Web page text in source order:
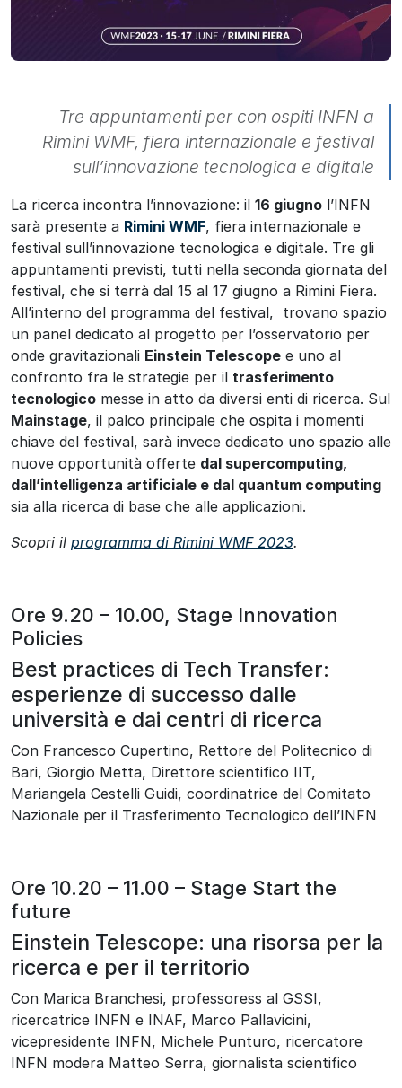
Tre appuntamenti per con ospiti INFN a
Rimini WMF, fiera internazionale e festival
sull’innovazione tecnologica e digitale
La ricerca incontra l’innovazione: il 16 giugno l’INFN
sarà presente a Rimini WMF, fiera internazionale e
festival sull’innovazione tecnologica e digitale. Tre gli
appuntamenti previsti, tutti nella seconda giornata del
festival, che si terrà dal 15 al 17 giugno a Rimini Fiera.
All’interno del programma del festival, trovano spazio
un panel dedicato al progetto per l’osservatorio per
onde gravitazionali Einstein Telescope e uno al
confronto fra le strategie per il trasferimento
tecnologico messe in atto da diversi enti di ricerca. Sul
Mainstage, il palco principale che ospita i momenti
chiave del festival, sarà invece dedicato uno spazio alle
nuove opportunità offerte dal supercomputing,
dall’intelligenza artificiale e dal quantum computing
sia alla ricerca di base che alle applicazioni.
Scopri il programma di Rimini WMF 2023.
Ore 9.20 – 10.00, Stage Innovation
Policies
Best practices di Tech Transfer:
esperienze di successo dalle
università e dai centri di ricerca
Con Francesco Cupertino, Rettore del Politecnico di
Bari, Giorgio Metta, Direttore scientifico IIT,
Mariangela Cestelli Guidi, coordinatrice del Comitato
Nazionale per il Trasferimento Tecnologico dell’INFN
Ore 10.20 – 11.00 – Stage Start the
future
Einstein Telescope: una risorsa per la
ricerca e per il territorio
Con Marica Branchesi, professoress al GSSI,
ricercatrice INFN e INAF, Marco Pallavicini,
vicepresidente INFN, Michele Punturo, ricercatore
INFN modera Matteo Serra, giornalista scientifico